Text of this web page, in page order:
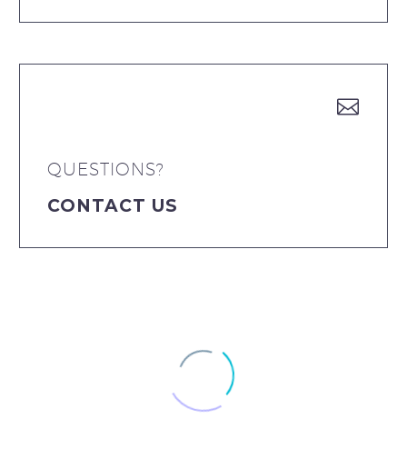


QUESTIONS?
CONTACT US